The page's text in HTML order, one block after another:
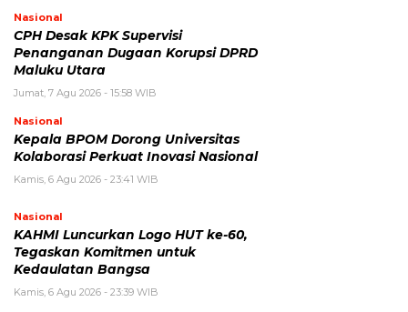
Nasional
CPH Desak KPK Supervisi
Penanganan Dugaan Korupsi DPRD
Maluku Utara
Jumat, 7 Agu 2026 - 15:58 WIB
Nasional
Kepala BPOM Dorong Universitas
Kolaborasi Perkuat Inovasi Nasional
Kamis, 6 Agu 2026 - 23:41 WIB
Nasional
KAHMI Luncurkan Logo HUT ke-60,
Tegaskan Komitmen untuk
Kedaulatan Bangsa
Kamis, 6 Agu 2026 - 23:39 WIB